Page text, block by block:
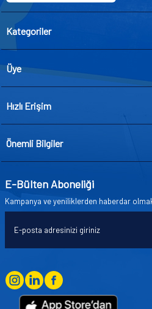
Kategoriler
Üye
Hızlı Erişim
Önemli Bilgiler
E-Bülten Aboneliği
Kampanya ve yeniliklerden haberdar